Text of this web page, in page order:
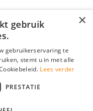
×
gebruik
gebruikerservaring te
stemt u in met alle
Lees verder
PRESTATIE